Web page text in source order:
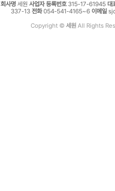
회사명세원 사업자 등록번호315-17-61945 대
337-13 전화054-541-4165~6 이메일
Copyright © 세원 All Rights